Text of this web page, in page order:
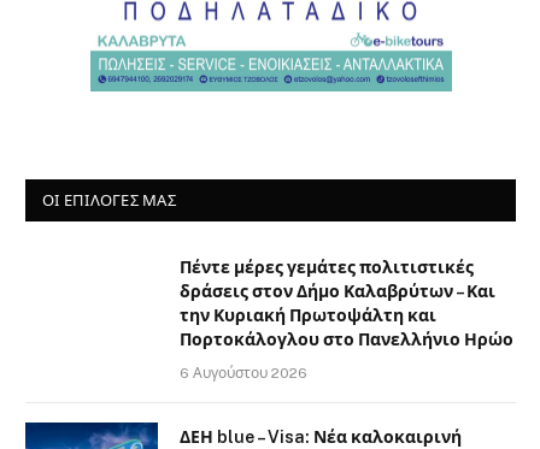
ΟΙ ΕΠΙΛΟΓΈΣ ΜΑΣ
Πέντε μέρες γεμάτες πολιτιστικές
δράσεις στον Δήμο Καλαβρύτων – Και
την Κυριακή Πρωτοψάλτη και
Πορτοκάλογλου στο Πανελλήνιο Ηρώο
6 Αυγούστου 2026
ΔΕΗ blue – Visa: Νέα καλοκαιρινή